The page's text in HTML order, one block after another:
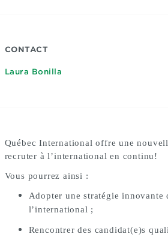
CONTACT
Laura Bonilla
Québec International offre une
recruter à l’international en continu!
Vous pourrez ainsi :
Adopter une stratégie innovante
l’international ;
Rencontrer des candidat(e)s